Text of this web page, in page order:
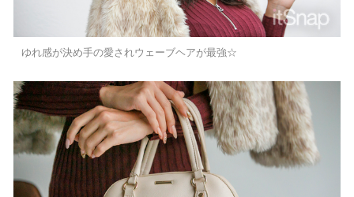
ゆれ感が決め手の愛されウェーブヘアが最強☆